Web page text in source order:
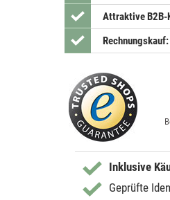
Attraktive B2B-
Rechnungskauf:
Inklusive
Geprüfte